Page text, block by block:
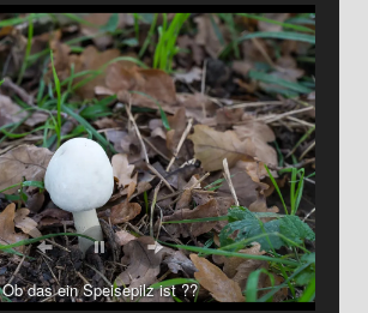
Ob das ein Speisepilz ist ??